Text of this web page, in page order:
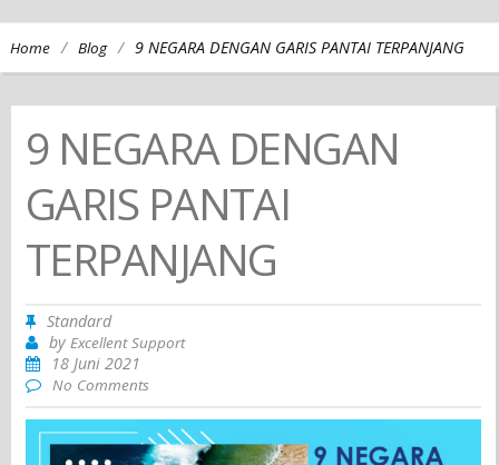
Home / Blog / 9 NEGARA DENGAN GARIS PANTAI TERPANJANG
9 NEGARA DENGAN
GARIS PANTAI
TERPANJANG
Standard
byExcellent Support
18 Juni 2021
No Comments